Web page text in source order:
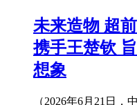
未来造物 超
携手王楚钦
想象
（2026年6月21日